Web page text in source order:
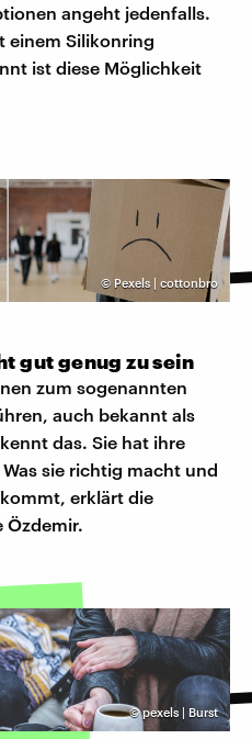
angeht jedenfalls.
einem Silikonring
ist diese Möglichkeit
© Pexels | cottonbro
gut genug zu sein
zum sogenannten
auch bekannt als
das. Sie hat ihre
sie richtig macht und
erklärt die
Özdemir.
©pexels | Burst